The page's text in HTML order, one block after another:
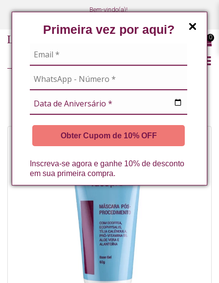
Primeira vez por aqui?
Obter Cupom de 10% OFF
Inscreva-se agora e ganhe 10% de desconto
em sua primeira compra.
Bem-vindo(a)!
0